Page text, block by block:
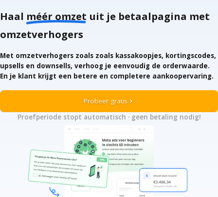
Gratis starten
Inloggen
Haal méér omzet uit je betaalpagina met
omzetverhogers
Met omzetverhogers zoals zoals kassakoopjes, kortingscodes,
upsells en downsells, verhoog je eenvoudig de orderwaarde.
En je klant krijgt een betere en completere aankoopervaring.
Probeer gratis chevron_right
Proefperiode stopt automatisch · geen betaling nodig!